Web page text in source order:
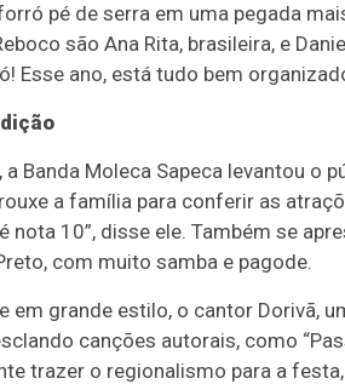
pé de serra em uma pegada
são Ana Rita, brasileira, e
Esse ano, está tudo bem
a Banda Moleca Sapeca levantou
a família para conferir as
nota 10”, disse ele. Também se
com muito samba e pagode.
em grande estilo, o cantor Dorivã,
canções autorais, como
trazer o regionalismo para a